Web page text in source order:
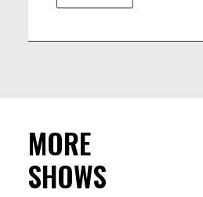
MORE
SHOWS